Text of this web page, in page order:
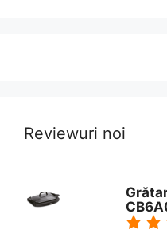
Reviewuri noi